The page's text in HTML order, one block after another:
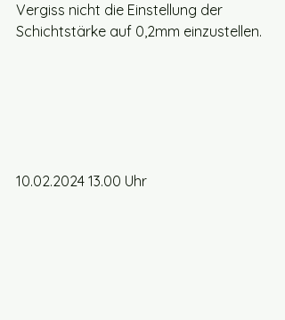
Vergiss nicht die Einstellung der
Schichtstärke auf 0,2mm einzustellen.
10.02.2024 13.00 Uhr